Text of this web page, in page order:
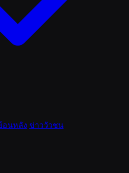
อนหลัง ข่าววัวชน